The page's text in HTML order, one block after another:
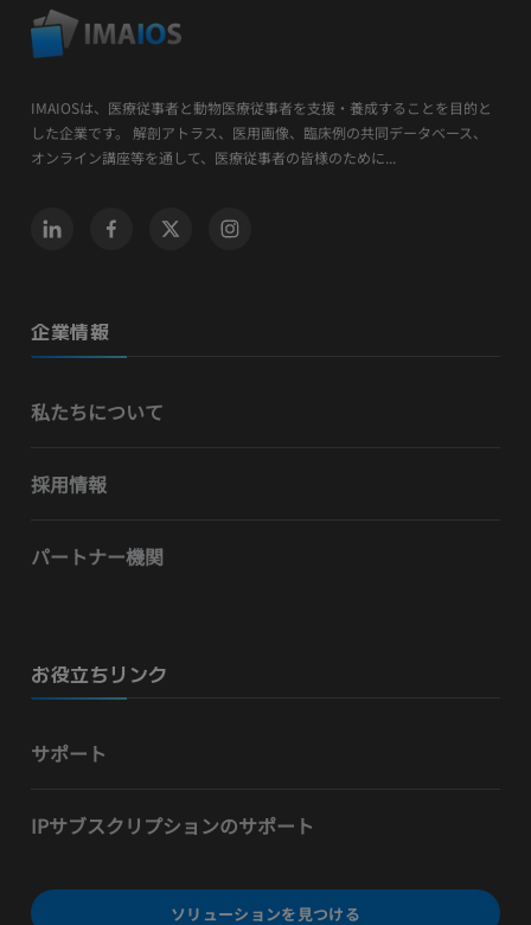
IMAIOSは、医療従事者と動物医療従事者を支援・養成することを目的と
した企業です。 解剖アトラス、医用画像、臨床例の共同データベース、
オンライン講座等を通して、医療従事者の皆様のために...
企業情報
私たちについて
採用情報
パートナー機関
お役立ちリンク
サポート
IPサブスクリプションのサポート
ソリューションを見つける